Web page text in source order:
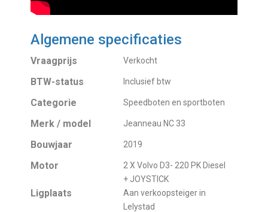
Algemene specificaties
Vraagprijs Verkocht
BTW-status Inclusief btw
Categorie Speedboten en sportboten
Merk / model Jeanneau NC 33
Bouwjaar 2019
Motor
2 X Volvo D3- 220 PK Diesel
+ JOYSTICK
Ligplaats
Aan verkoopsteiger in
Lelystad